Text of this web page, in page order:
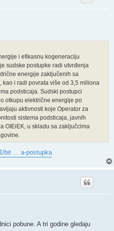
i efikasnu kogeneraciju
sudske postupke radi utvrđenja
energije zaključenih sa
i radi povrata više od 3,5 miliona
podsticaja. Sudski postupci
otkupu električne energije po
aktivnosti koje Operator za
sistema podsticaja, javnih
OIEiEK, u skladu sa zaključcima
bit ... a-postupka
pobune. A tri godine gledaju